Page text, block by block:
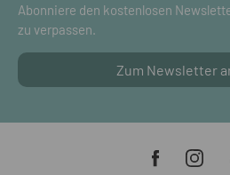
Abonniere den kostenlosen
zu verpassen.
Zum Newsletter